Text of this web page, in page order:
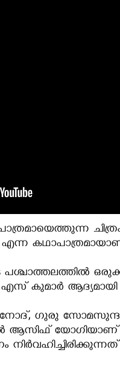
പശ്ചാത്തലത്തില്‍
കുമാര്‍ ആദ്യമായി
ഗുരു
ആസിഫ് യോഗിയാണ്